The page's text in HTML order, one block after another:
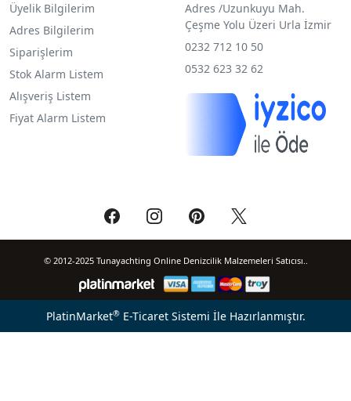
Üyelik Bilgilerim
Adres Bilgilerim
Siparişlerim
Stok Alarm Listem
Alışveriş Listem
Fiyat Alarm Listem
Adres /Uzunkuyu Mah.
Çeşme Yolu Üzeri Urla İzmir
0232 712 10 50
0532 623 32 62
© 2012-2025 Tunayachting Online Denizcilik Malzemeleri Satıcısı..
PlatinMarket®E-Ticaret Sistemi İle Hazırlanmıştır.